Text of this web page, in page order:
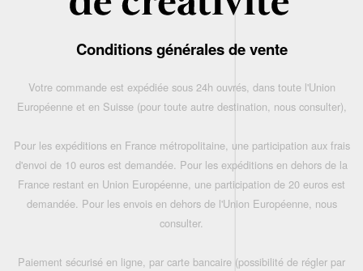
Conditions générales de vente
Votre commande est expédiée sous 24h ouvrés, dans toute l'Union
Européenne et en Suisse (pour toute autre destination, nous consulter),
Pour les expéditions en France métropolitaine, une participation aux frais
d'envoi de 10 euros est demandée. Pour les expéditions en dehors de la
France restant en Union Européenne, une participation de 20 euros est
demandée. Pour les envois en dehors de l'Union Européenne, nous
consulter.
Paiement sécurisé en ligne, par carte bancaire (possibilité de régler par